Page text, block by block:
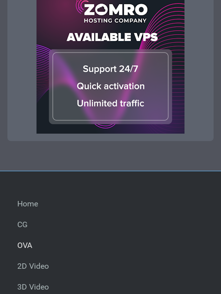
Home
CG
OVA
2D Video
3D Video